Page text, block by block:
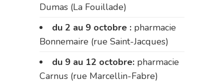
Dumas (La Fouillade)
du 2 au 9 octobre : pharmacie
Bonnemaire (rue Saint-Jacques)
du 9 au 12 octobre: pharmacie
Carnus (rue Marcellin-Fabre)